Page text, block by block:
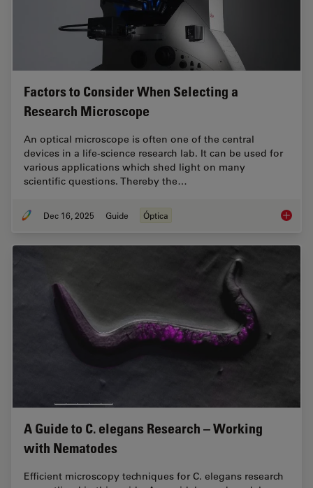
Factors to Consider When Selecting a
Research Microscope
An optical microscope is often one of the central
devices in a life-science research lab. It can be used for
various applications which shed light on many
scientific questions. Thereby the…
Dec 16, 2025 Guide Óptica Factors
A Guide to C. elegans Research – Working
with Nematodes
Efficient microscopy techniques for C. elegans research